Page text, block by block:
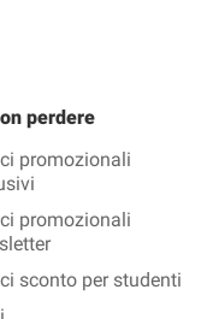
perdere
promozionali
promozionali
sconto per studenti